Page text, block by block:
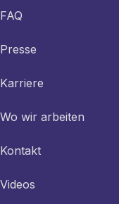
FAQ
Presse
Karriere
Wo wir arbeiten
Kontakt
Videos